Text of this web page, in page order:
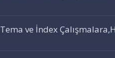
ve İndex